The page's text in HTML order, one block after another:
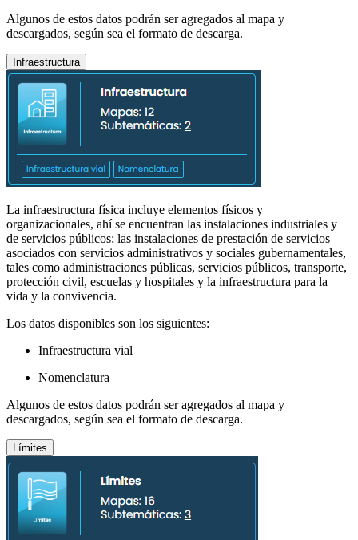
Algunos de estos datos podrán ser agregados al mapa y
descargados, según sea el formato de descarga.
Infraestructura
La infraestructura física incluye elementos físicos y
organizacionales, ahí se encuentran las instalaciones industriales y
de servicios públicos; las instalaciones de prestación de servicios
asociados con servicios administrativos y sociales gubernamentales,
tales como administraciones públicas, servicios públicos, transporte,
protección civil, escuelas y hospitales y la infraestructura para la
vida y la convivencia.
Los datos disponibles son los siguientes:
Infraestructura vial
Nomenclatura
Algunos de estos datos podrán ser agregados al mapa y
descargados, según sea el formato de descarga.
Límites